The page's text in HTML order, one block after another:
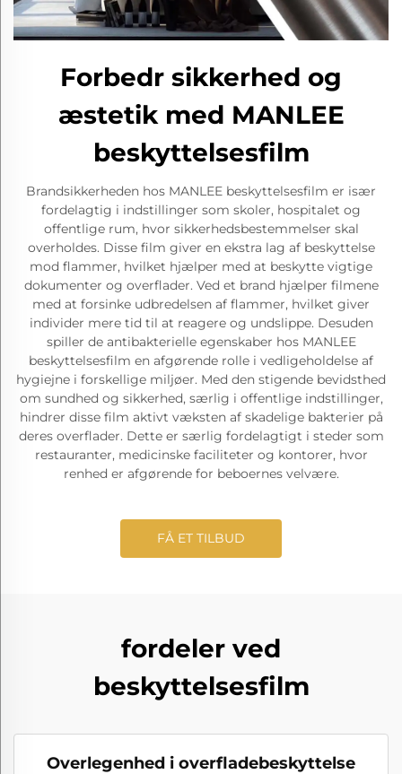
Forbedr sikkerhed og
æstetik med MANLEE
beskyttelsesfilm
Brandsikkerheden hos MANLEE beskyttelsesfilm er især
fordelagtig i indstillinger som skoler, hospitalet og
offentlige rum, hvor sikkerhedsbestemmelser skal
overholdes. Disse film giver en ekstra lag af beskyttelse
mod flammer, hvilket hjælper med at beskytte vigtige
dokumenter og overflader. Ved et brand hjælper filmene
med at forsinke udbredelsen af flammer, hvilket giver
individer mere tid til at reagere og undslippe. Desuden
spiller de antibakterielle egenskaber hos MANLEE
beskyttelsesfilm en afgørende rolle i vedligeholdelse af
hygiejne i forskellige miljøer. Med den stigende bevidsthed
om sundhed og sikkerhed, særlig i offentlige indstillinger,
hindrer disse film aktivt væksten af skadelige bakterier på
deres overflader. Dette er særlig fordelagtigt i steder som
restauranter, medicinske faciliteter og kontorer, hvor
renhed er afgørende for beboernes velvære.
FÅ ET TILBUD
fordeler ved
beskyttelsesfilm
Overlegenhed i overfladebeskyttelse